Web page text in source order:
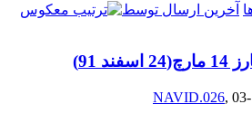
آخرین ارسال توسط
NAVID.026,